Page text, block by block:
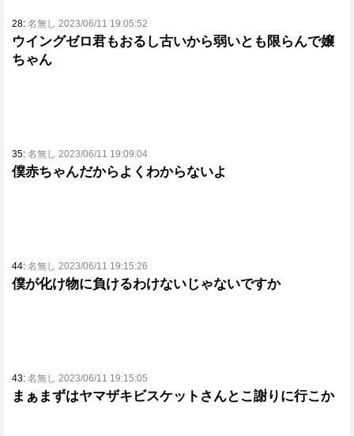
28: 名無し 2023/06/11 19:05:52
ウイングゼロ君もおるし古いから弱いとも限らんで嬢
ちゃん
35: 名無し 2023/06/11 19:09:04
僕赤ちゃんだからよくわからないよ
44: 名無し 2023/06/11 19:15:26
僕が化け物に負けるわけないじゃないですか
43: 名無し 2023/06/11 19:15:05
まぁまずはヤマザキビスケットさんとこ謝りに行こか